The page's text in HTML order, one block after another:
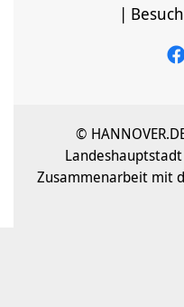
|
©
Zusammenarbeit mit